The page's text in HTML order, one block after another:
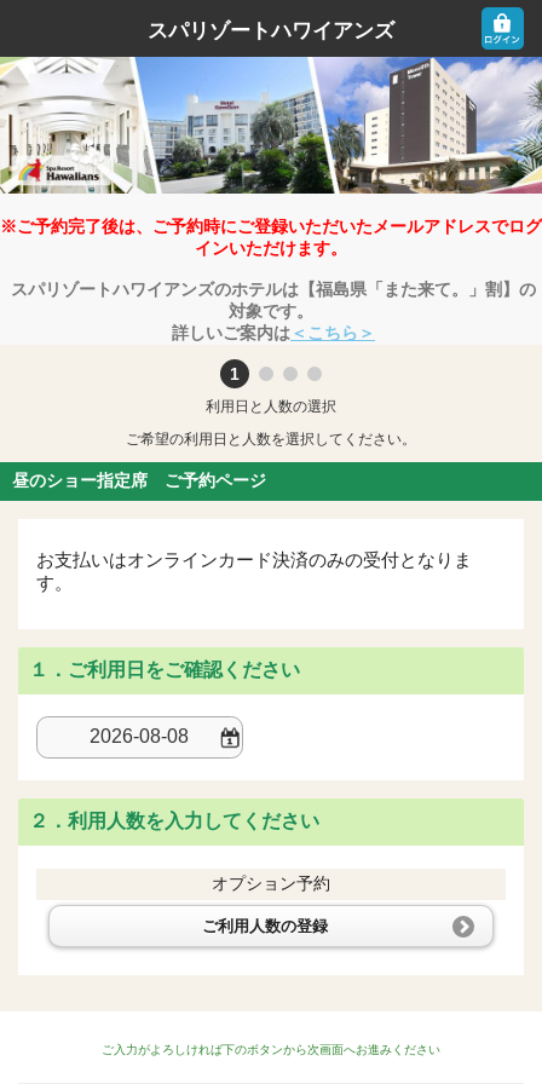
スパリゾートハワイアンズ
※ご予約完了後は、ご予約時にご登録いただいたメールアドレスでログ
インいただけます。
スパリゾートハワイアンズのホテルは【福島県「また来て。」割】の
対象です。
詳しいご案内は＜こちら＞
利用日と人数の選択
ご希望の利用日と人数を選択してください。
昼のショー指定席 ご予約ページ
お支払いはオンラインカード決済のみの受付となりま
す。
１．ご利用日をご確認ください
２．利用人数を入力してください
オプション予約
ご利用人数の登録
ご入力がよろしければ下のボタンから次画面へお進みください